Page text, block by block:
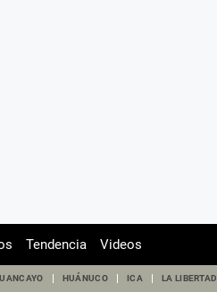
Tendencia Videos
HUÁNUCO ICA LA LIBERTAD